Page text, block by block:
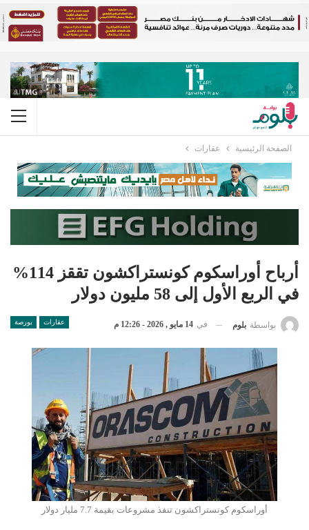
الصفحة الرئيسية عقارات
أرباح أوراسكوم كونستراكشون تققز 114%
في الربع الأول إلى 58 مليون دولار
عقارات بورصة بواسطة بلوم في 14 مايو , 2026 - 12:26 م
أوراسكوم كونستراكشون تنفذ مشروعات بقيمة 7.7 مليار دولار